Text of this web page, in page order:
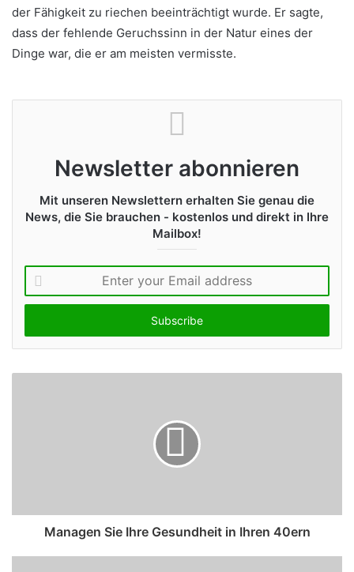
der Fähigkeit zu riechen beeinträchtigt wurde. Er sagte,
dass der fehlende Geruchssinn in der Natur eines der
Dinge war, die er am meisten vermisste.
Newsletter abonnieren
Mit unseren Newslettern erhalten Sie genau die
News, die Sie brauchen - kostenlos und direkt in Ihre
Mailbox!
n
t
e
r
o
E
a
i
d
r
Managen Sie Ihre Gesundheit in Ihren 40ern